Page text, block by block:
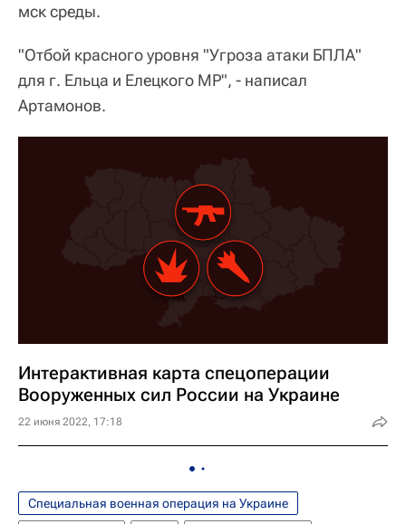
мск среды.
"Отбой красного уровня "Угроза атаки БПЛА"
для г. Ельца и Елецкого МР", - написал
Артамонов.
Интерактивная карта спецоперации
Вооруженных сил России на Украине
22 июня 2022, 17:18
Специальная военная операция на Украине